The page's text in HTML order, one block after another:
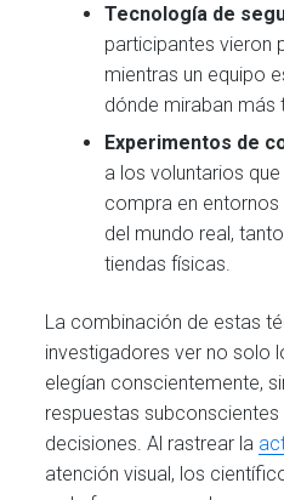
Tecnología de
participantes vieron
mientras un equipo
dónde miraban más
Experimentos de
a los voluntarios
compra en
del mundo real,
tiendas físicas.
La combinación de estas
investigadores ver no solo
elegían conscientemente,
respuestas subconscientes
decisiones. Al rastrear la
atención visual, los